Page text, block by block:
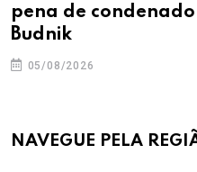
pena de
Budnik
05/08/2026
NAVEGUE PELA